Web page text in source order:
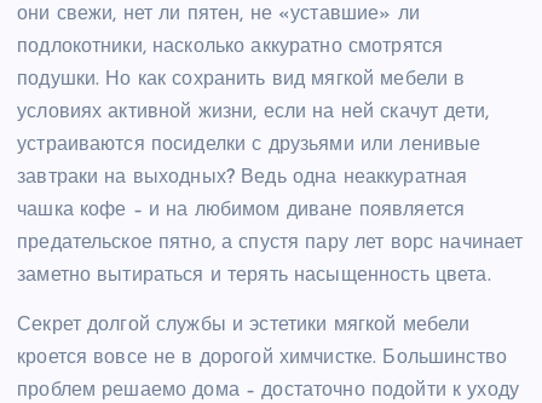
они свежи, нет ли пятен, не «уставшие» ли
подлокотники, насколько аккуратно смотрятся
подушки. Но как сохранить вид мягкой мебели в
условиях активной жизни, если на ней скачут дети,
устраиваются посиделки с друзьями или ленивые
завтраки на выходных? Ведь одна неаккуратная
чашка кофе – и на любимом диване появляется
предательское пятно, а спустя пару лет ворс начинает
заметно вытираться и терять насыщенность цвета.
Секрет долгой службы и эстетики мягкой мебели
кроется вовсе не в дорогой химчистке. Большинство
проблем решаемо дома – достаточно подойти к уходу